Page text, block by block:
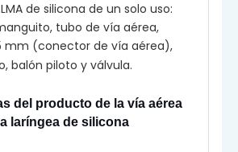
de silicona de un solo uso:
tubo de vía aérea,
mm (conector de vía aérea),
balón piloto y válvula.
del producto de la vía aérea
laríngea de silicona